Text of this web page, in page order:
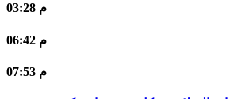
03:28 م
06:42 م
07:53 م